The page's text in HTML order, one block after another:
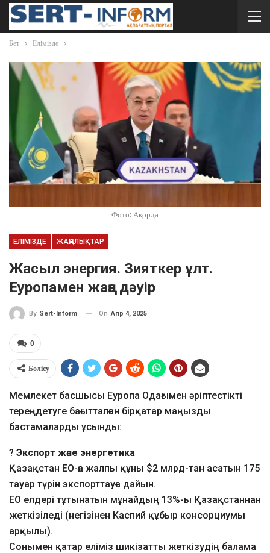
Бет Елімізде
Фото: Ақорда
ЕЛІМІЗДЕ ЖАҢАЛЫҚТАР
Жасыл энергия. Зияткер ұлт.
Еуропамен жаңа дәуір
By Sert-Inform On Апр 4, 2025
0
Бөлісу
Мемлекет басшысы Еуропа Одағымен әріптестікті
тереңдетуге бағытталған бірқатар маңызды
бастамаларды ұсынды:
? Экспорт және энергетика
Қазақстан ЕО-ға жалпы құны $2 млрд-тан асатын 175
тауар түрін экспорттауға дайын.
ЕО елдері тұтынатын мұнайдың 13%-ы Қазақстаннан
жеткізіледі (негізінен Каспий құбыр консорциумы
арқылы).
Сонымен қатар еліміз шикізатты жеткізудің балама